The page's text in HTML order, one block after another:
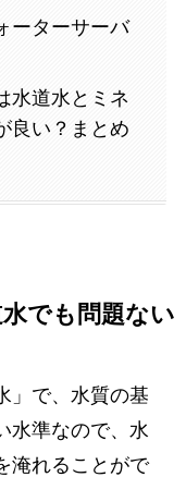
ーターサーバ
水道水とミネ
良い？まとめ
でも問題ない
」で、水質の基
水準なので、水
淹れることがで